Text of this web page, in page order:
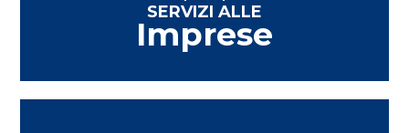
SERVIZI ALLE
Imprese